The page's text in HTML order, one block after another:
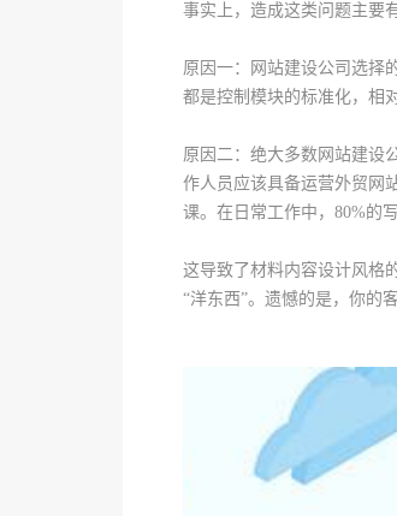
事实上，造成这类问题主要
原因一：网站建设公司选择
都是控制模块的标准化，相
原因二：绝大多数网站建设
作人员应该具备运营外贸网
课。在日常工作中，80%的
这导致了材料内容设计风格
“洋东西”。遗憾的是，你的